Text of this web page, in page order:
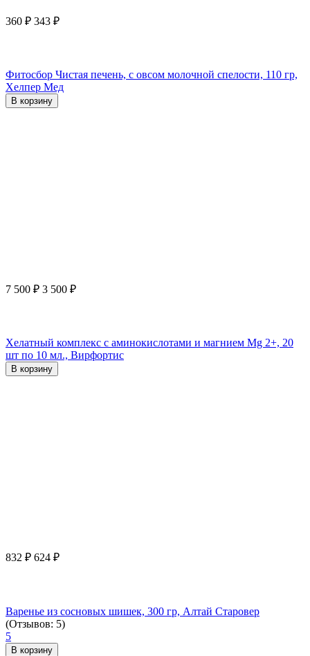
360 ₽ 343 ₽
Фитосбор Чистая печень, с овсом молочной спелости, 110 гр,
Хелпер Мед
В корзину
7 500 ₽ 3 500 ₽
Хелатный комплекс с аминокислотами и магнием Mg 2+, 20
шт по 10 мл., Вирфортис
В корзину
832 ₽ 624 ₽
Варенье из сосновых шишек, 300 гр, Алтай Старовер
(Отзывов: 5)
5
В корзину